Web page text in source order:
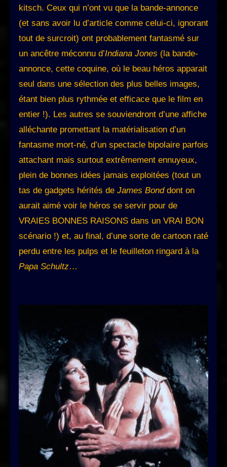
kitsch. Ceux qui n’ont vu que la bande-annonce
(et sans avoir lu d’article comme celui-ci, ignorant
tout de surcroit) ont probablement fantasmé sur
un ancêtre méconnu d’Indiana Jones (la bande-
annonce, cette coquine, où le beau héros apparait
seul dans une sélection des plus belles images,
étant bien plus rythmée et efficace que le film en
entier !). Les autres se souviendront d’une affiche
alléchante promettant la matérialisation d’un
fantasme mort-né, d’un spectacle bipolaire parfois
attachant mais surtout extrêmement ennuyeux,
plein de bonnes idées jamais exploitées (tout un
tas de gadgets hérités de James Bonddont on
aurait aimé voir le héros se servir pour de
VRAIES BONNES RAISONS dans un VRAI BON
scénario !) et, au final, d’une sorte de cartoon raté
perdu entre les pulps et le feuilleton ringard à la
Papa Schultz…